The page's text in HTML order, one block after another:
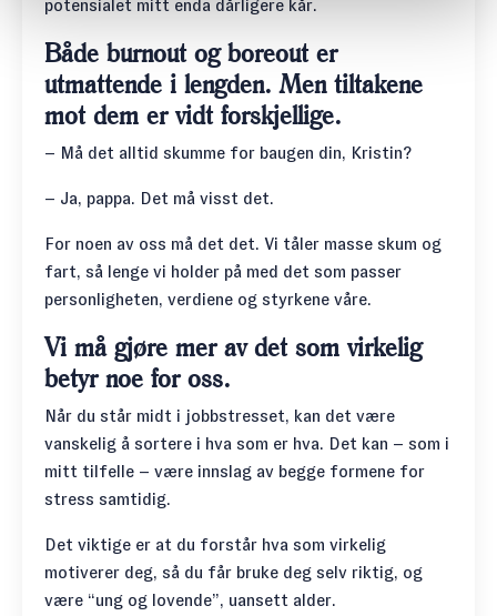
potensialet mitt enda dårligere kår.
Både burnout og boreout er
utmattende i lengden. Men tiltakene
mot dem er vidt forskjellige.
– Må det alltid skumme for baugen din, Kristin?
– Ja, pappa. Det må visst det.
For noen av oss må det det. Vi tåler masse skum og
fart, så lenge vi holder på med det som passer
personligheten, verdiene og styrkene våre.
Vi må gjøre mer av det som virkelig
betyr noe for oss.
Når du står midt i jobbstresset, kan det være
vanskelig å sortere i hva som er hva. Det kan – som i
mitt tilfelle – være innslag av begge formene for
stress samtidig.
Det viktige er at du forstår hva som virkelig
motiverer deg, så du får bruke deg selv riktig, og
være “ung og lovende”, uansett alder.